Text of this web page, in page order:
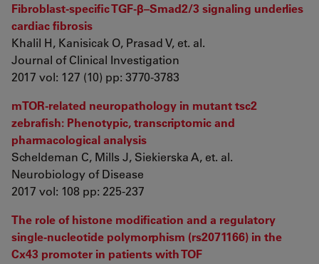
Fibroblast-specific TGF-β–Smad2/3 signaling underlies
cardiac fibrosis
Khalil H, Kanisicak O, Prasad V, et. al.
Journal of Clinical Investigation
2017 vol: 127 (10) pp: 3770-3783
mTOR-related neuropathology in mutant tsc2
zebrafish: Phenotypic, transcriptomic and
pharmacological analysis
Scheldeman C, Mills J, Siekierska A, et. al.
Neurobiology of Disease
2017 vol: 108 pp: 225-237
The role of histone modification and a regulatory
single-nucleotide polymorphism (rs2071166) in the
Cx43 promoter in patients with TOF